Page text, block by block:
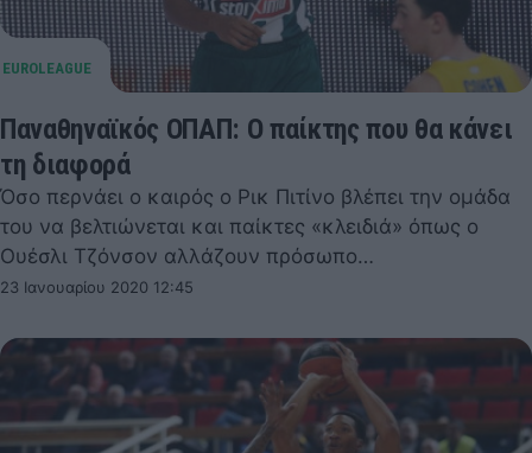
Παναθηναϊκός ΟΠΑΠ: Ο παίκτης που θα κάνει
τη διαφορά
Όσο περνάει ο καιρός ο Ρικ Πιτίνο βλέπει την ομάδα
του να βελτιώνεται και παίκτες «κλειδιά» όπως ο
Ουέσλι Τζόνσον αλλάζουν πρόσωπο…
23 Ιανουαρίου 2020 12:45